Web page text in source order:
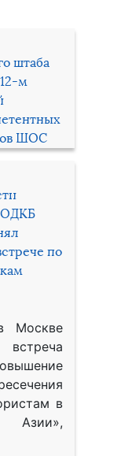
штаба
м
ШОС
ОДКБ
по
Москве
встреча
в